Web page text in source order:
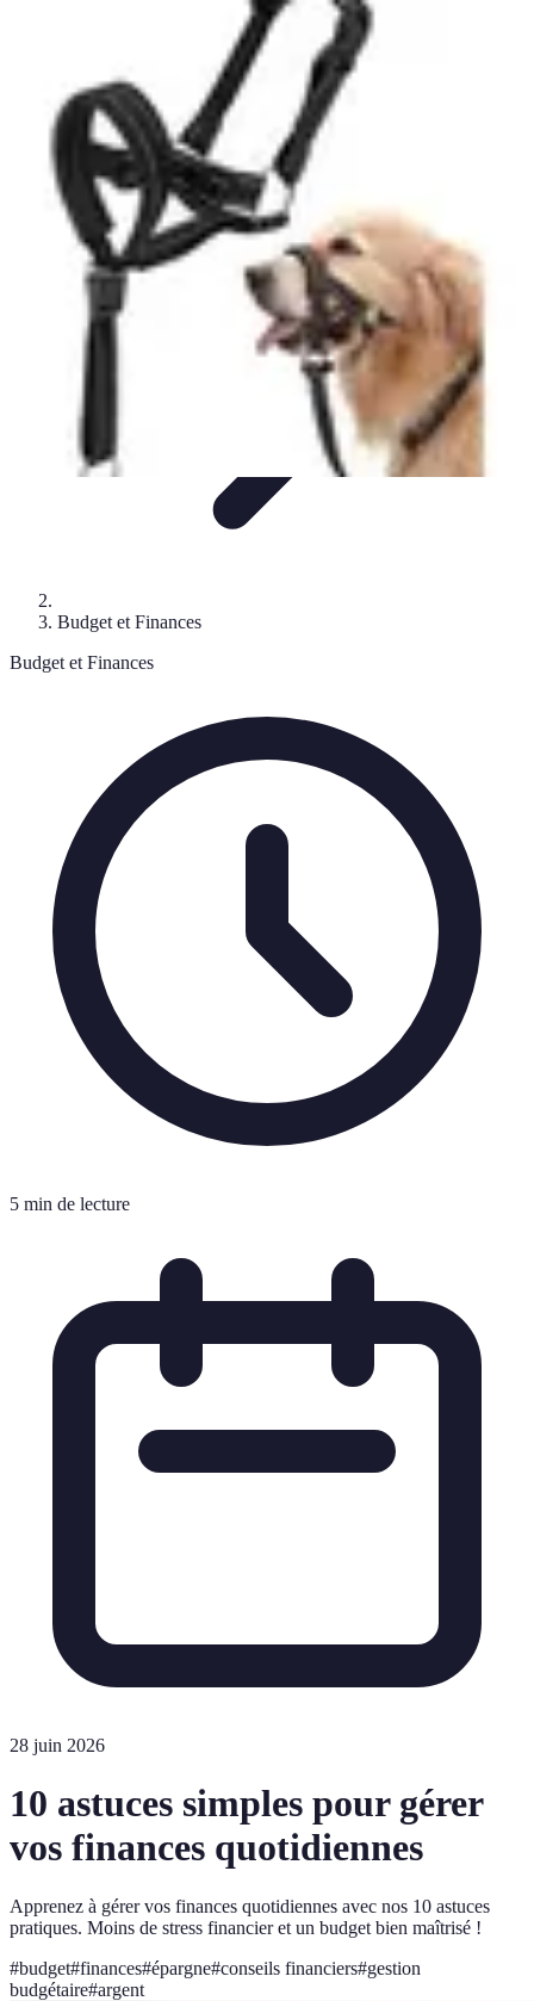
Cuisine et Alimentation
Cuisine &
Productivité
Astuces du Quotidien
Budget et Finances
Budget et Finances
5 min de lecture
28 juin 2026
10 astuces simples pour gérer
vos finances quotidiennes
Apprenez à gérer vos finances quotidiennes avec nos 10 astuces
pratiques. Moins de stress financier et un budget bien maîtrisé !
#budget#finances#épargne#conseils financiers#gestion
budgétaire#argent